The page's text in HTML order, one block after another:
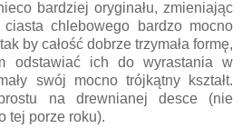
bardziej oryginału, zmieniając
chlebowego bardzo mocno
by całość dobrze trzymała formę,
odstawiać ich do wyrastania w
swój mocno trójkątny kształt.
na drewnianej desce (nie
tej porze roku).